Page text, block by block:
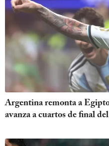
Argentina remonta a
avanza a cuartos de final